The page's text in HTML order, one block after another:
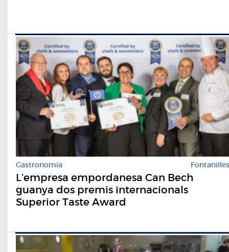
Gastronomia Fontanilles
L’empresa empordanesa Can Bech
guanya dos premis internacionals
Superior Taste Award